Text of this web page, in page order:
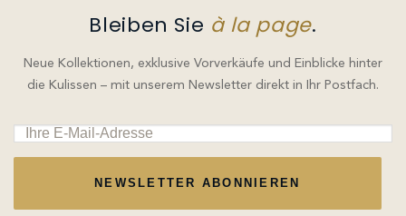
Bleiben Sie à la page.
Neue Kollektionen, exklusive Vorverkäufe und Einblicke hinter
die Kulissen – mit unserem Newsletter direkt in Ihr Postfach.
NEWSLETTER ABONNIEREN